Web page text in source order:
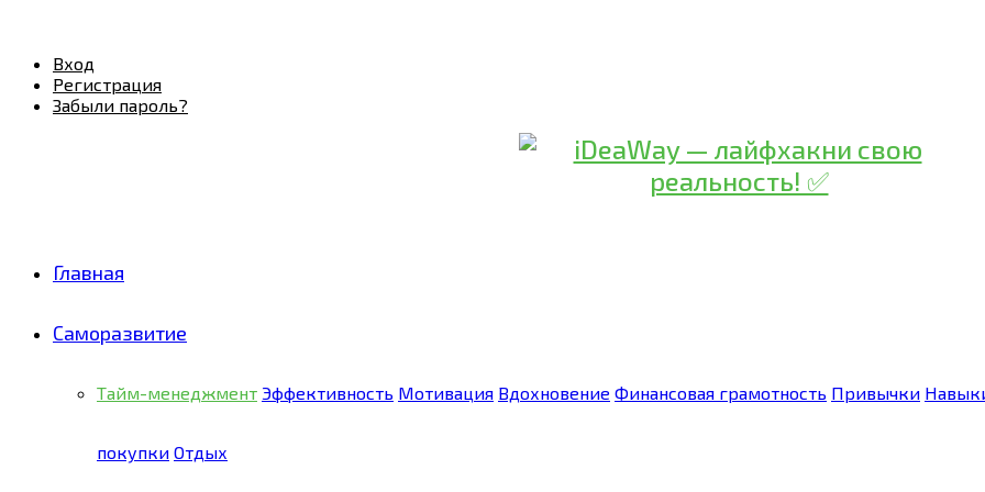
Вход
Регистрация
Забыли пароль?
Главная
Саморазвитие
Тайм-менеджмент Эффективность Мотивация Вдохновение Финансовая грамотность Привычки
покупки Отдых